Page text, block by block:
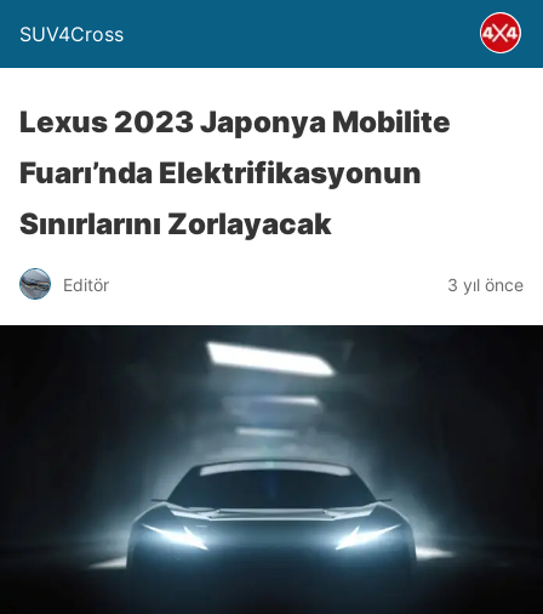
SUV4Cross
Lexus 2023 Japonya Mobilite
Fuarı’nda Elektrifikasyonun
Sınırlarını Zorlayacak
Editör 3 yıl önce